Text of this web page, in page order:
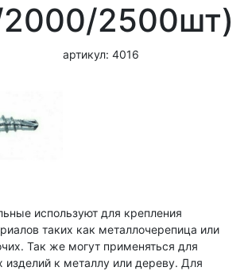
2500шт)
артикул: 4016
используют для крепления
таких как металлочерепица или
Так же могут применяться для
изделий к металлу или дереву. Для